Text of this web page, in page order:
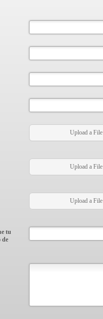
Upload a File
Upload a File
Upload a File
tu
de